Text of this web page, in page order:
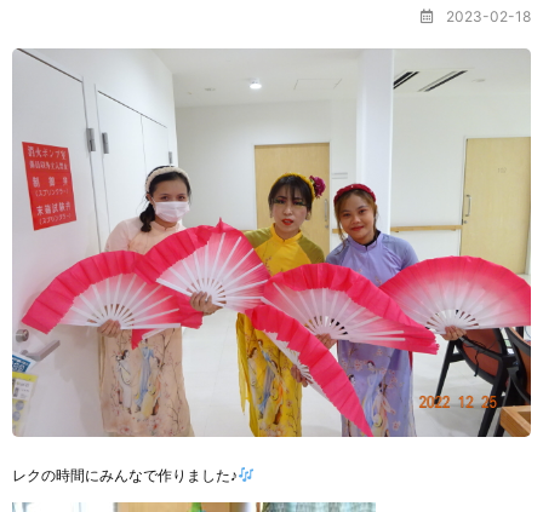
2023-02-18
レクの時間にみんなで作りました♪